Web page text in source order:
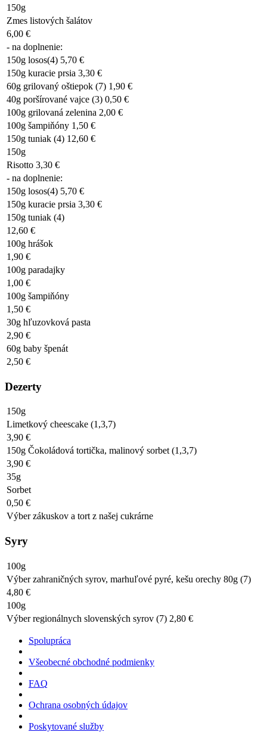
150g
Zmes listových šalátov
6,00 €
- na doplnenie:
150g losos(4) 5,70 €
150g kuracie prsia 3,30 €
60g grilovaný oštiepok (7) 1,90 €
40g poršírované vajce (3) 0,50 €
100g grilovaná zelenina 2,00 €
100g šampiňóny 1,50 €
150g tuniak (4) 12,60 €
150g
Risotto 3,30 €
- na doplnenie:
150g losos(4) 5,70 €
150g kuracie prsia 3,30 €
150g tuniak (4)
12,60 €
100g hrášok
1,90 €
100g paradajky
1,00 €
100g šampiňóny
1,50 €
30g hľuzovková pasta
2,90 €
60g baby špenát
2,50 €
Dezerty
150g
Limetkový cheescake (1,3,7)
3,90 €
150g Čokoládová tortička, malinový sorbet (1,3,7)
3,90 €
35g
Sorbet
0,50 €
Výber zákuskov a tort z našej cukrárne
Syry
100g
Výber zahraničných syrov, marhuľové pyré, kešu orechy 80g (7)
4,80 €
100g
Výber regionálnych slovenských syrov (7) 2,80 €
Spolupráca
Všeobecné obchodné podmienky
FAQ
Ochrana osobných údajov
Poskytované služby